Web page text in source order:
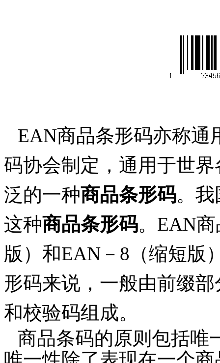
EAN商品条形码亦称通
码协会制定，通用于世
泛的一种商品条形码。
这种商品条形码。EAN商
版）和EAN－8（缩短版
形码来说，一般由前缀
和校验码组成。
商品条码的原则包括唯